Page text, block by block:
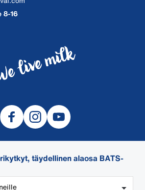
täydellinen alaosa BATS-
8-16